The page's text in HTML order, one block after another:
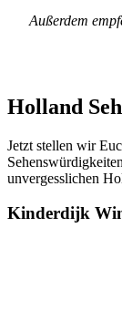
Außerdem
Holland
Jetzt stellen wir
unvergesslichen
Kinderdijk